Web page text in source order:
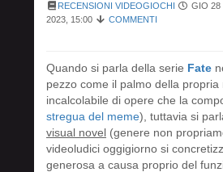
RECENSIONI VIDEOGIOCHI
GIO 28
2023, 15:00
COMMENTI
Quando si parla della serie Fate
pezzo come il palmo della
incalcolabile di opere che la
stregua del meme), tuttavia si
visual novel (genere non
videoludici oggigiorno si
generosa a causa proprio del